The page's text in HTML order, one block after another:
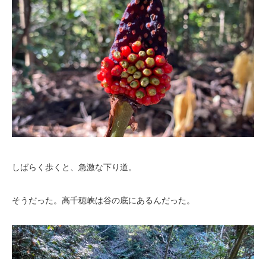
しばらく歩くと、急激な下り道。
そうだった。高千穂峡は谷の底にあるんだった。